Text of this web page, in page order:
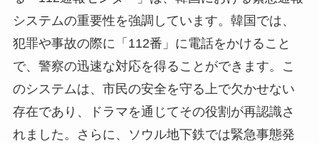
システムの重要性を強調しています。韓国では、
犯罪や事故の際に「112番」に電話をかけること
で、警察の迅速な対応を得ることができます。こ
のシステムは、市民の安全を守る上で欠かせない
存在であり、ドラマを通じてその役割が再認識さ
れました。さらに、ソウル地下鉄では緊急事態発